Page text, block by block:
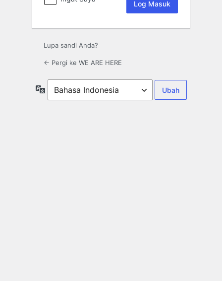
Lupa sandi Anda?
← Pergi ke WE ARE HERE
Bahasa